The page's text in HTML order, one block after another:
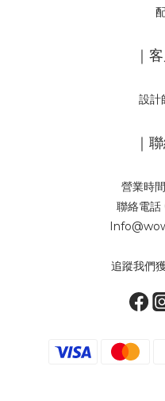
｜
設計
｜
營業時
聯絡電
追蹤我們